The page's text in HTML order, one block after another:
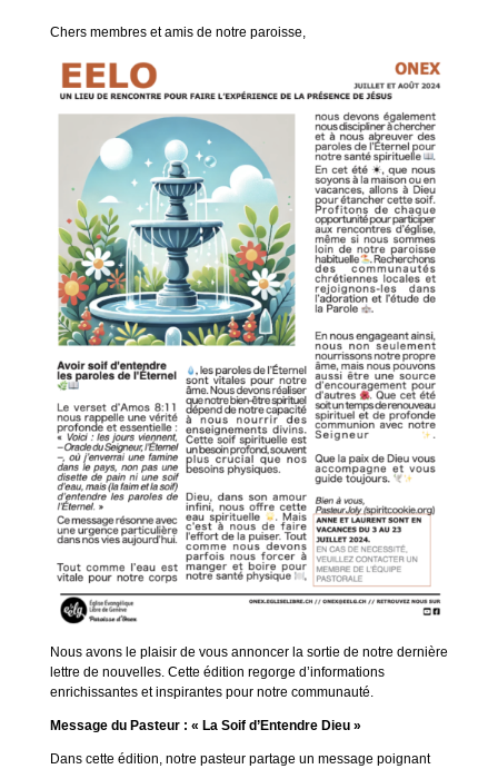
Chers membres et amis de notre paroisse,
Nous avons le plaisir de vous annoncer la sortie de notre dernière
lettre de nouvelles. Cette édition regorge d’informations
enrichissantes et inspirantes pour notre communauté.
Message du Pasteur : « La Soif d’Entendre Dieu »
Dans cette édition, notre pasteur partage un message poignant